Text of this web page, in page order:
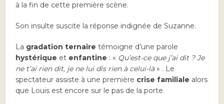
à la fin de cette première scène.
Son insulte suscite la réponse indignée de Suzanne.
La gradation ternaire témoigne d’une parole
hystérique et enfantine : « Qu’est-ce que j’ai dit ? Je
ne t’ai rien dit, je ne lui dis rien à celui-là» . Le
spectateur assiste à une première crise familiale alors
que Louis est encore sur le pas de la porte.